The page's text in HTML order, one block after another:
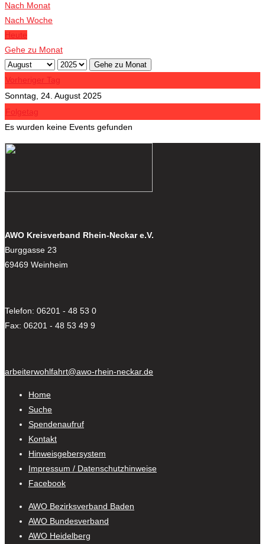
Nach Monat
Nach Woche
Heute
Gehe zu Monat
Gehe zu Monat
Vorheriger Tag
Sonntag, 24. August 2025
Folgetag
Es wurden keine Events gefunden
AWO Kreisverband Rhein-Neckar e.V.
Burggasse 23
69469 Weinheim
Telefon: 06201 - 48 53 0
Fax: 06201 - 48 53 49 9
arbeiterwohlfahrt@awo-rhein-neckar.de
Home
Suche
Spendenaufruf
Kontakt
Hinweisgebersystem
Impressum / Datenschutzhinweise
Facebook
AWO Bezirksverband Baden
AWO Bundesverband
AWO Heidelberg